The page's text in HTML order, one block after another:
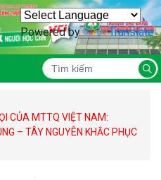
Powered by Translate
CỦA MTTQ VIỆT NAM:
– TÂY NGUYÊN KHẮC PHỤC